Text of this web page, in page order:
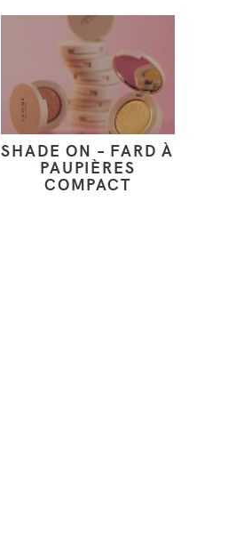
SHADE ON – FARD À
PAUPIÈRES
COMPACT